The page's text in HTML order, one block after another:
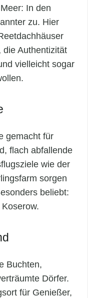
In den
zu. Hier
die Authentizität
vielleicht sogar
gemacht für
flach abfallende
wie der
sorgen
beliebt:
Buchten,
Dörfer.
für Genießer,